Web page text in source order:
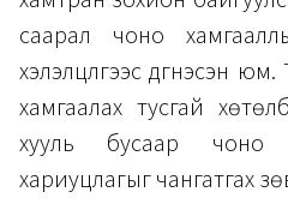
саарал чоно
хэлэлцүүлгээс дүгнэсэн
хамгаалах тусгай
хууль бусаар чоно
хариуцлагыг чангатгах